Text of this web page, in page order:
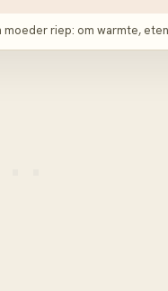
riep: om warmte,